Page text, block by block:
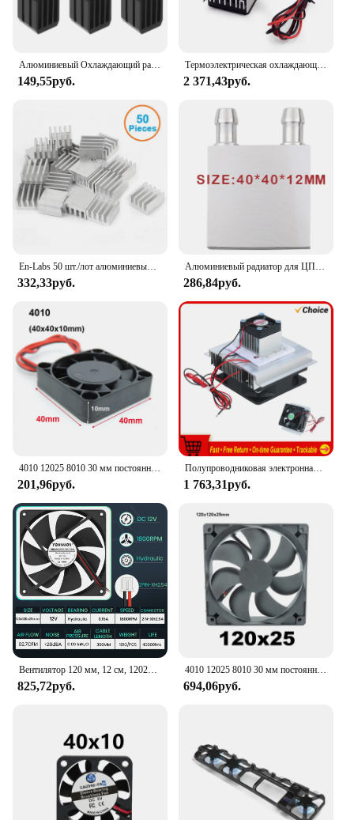
Алюминиевый Охлаждающий радиатор, 9 х 9 х 12 мм, 5 шт./компл.
149,55руб.
Термоэлектрическая охлаждающая система, 288 Вт/144 Вт, 12 В постоянного тока, 30 А/15 А
2 371,43руб.
En-Labs 50 шт./лот алюминиевый радиатор 8,8x8,8x5 мм, Охлаждающий радиатор с электронным чипом для ЦП, RAM,GPU, радиатор для чипсета A4988
332,33руб.
Алюминиевый радиатор для ЦП, охладитель, зеркальный водяной блок, жидкий охладитель для ПК, ноутбука, ЦП, GPU 40 мм * 40/80/120/200 мм
286,84руб.
4010 12025 8010 30 мм постоянного тока 5 В 12 В 24 В Охлаждающий вентилятор Бесщеточный корпус двигателя Тихий 40 мм 50 мм 60 мм 70 мм 80 мм 90 мм 120 мм для 3D-печати 2PIN
201,96руб.
Полупроводниковая электронная охлаждающая пластина для самостоятельной сборки
1 763,31руб.
Вентилятор 120 мм, 12 см, 12025, 5 В, 12 В, 24 В, 120 мм * 120 мм * 25 мм, Бесщеточный Охлаждающий вентилятор постоянного тока, 120x120x25 мм, 2 контакта USB, чехол для ПК, кулер
825,72руб.
4010 12025 8010 30 мм постоянного тока 5 В 12 В 24 В Охлаждающий вентилятор Бесщеточный корпус двигателя Тихий 40 мм 50 мм 60 мм 70 мм 80 мм 90 мм 120 мм для 3D-печати 2PIN
694,06руб.